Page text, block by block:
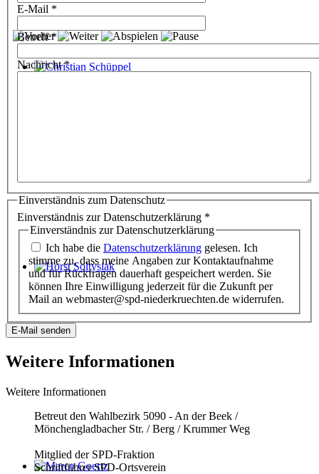
Horst Soltysiak
E-Mail *
Betreff*
Nachricht*
Einverständnis zum Datenschutz
Einverständnis zur Datenschutzerklärung *
Einverständnis zur Datenschutzerklärung
Ich habe die Datenschutzerklärung gelesen. Ich
stimme zu, dass meine Angaben zur Kontaktaufnahme
und für Rückfragen dauerhaft gespeichert werden. Sie
können Ihre Einwilligung jederzeit für die Zukunft per
Mail an webmaster@spd-niederkruechten.de widerrufen.
E-Mail senden
Weitere Informationen
Weitere Informationen
Betreut den Wahlbezirk 5090 - An der Beek /
Mönchengladbacher Str. / Berg / Krummer Weg
Mitglied der SPD-Fraktion
Schriftführer SPD-Ortsverein